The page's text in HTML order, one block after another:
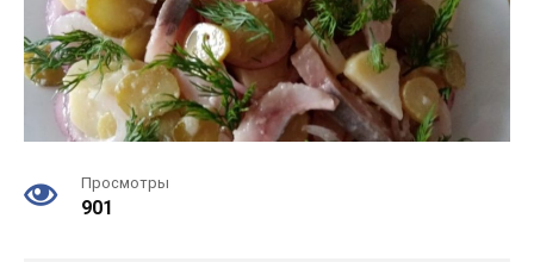
Просмотры
901